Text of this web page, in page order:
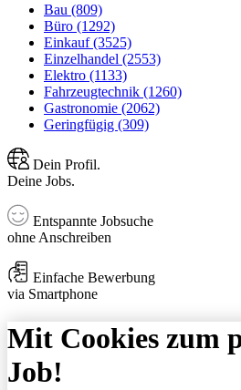
Bau (809)
Büro (1292)
Einkauf (3525)
Einzelhandel (2553)
Elektro (1133)
Fahrzeugtechnik (1260)
Gastronomie (2062)
Geringfügig (309)
Dein Profil.
Deine Jobs.
Entspannte Jobsuche
ohne Anschreiben
Einfache Bewerbung
via Smartphone
Mit Cookies zum
Job!